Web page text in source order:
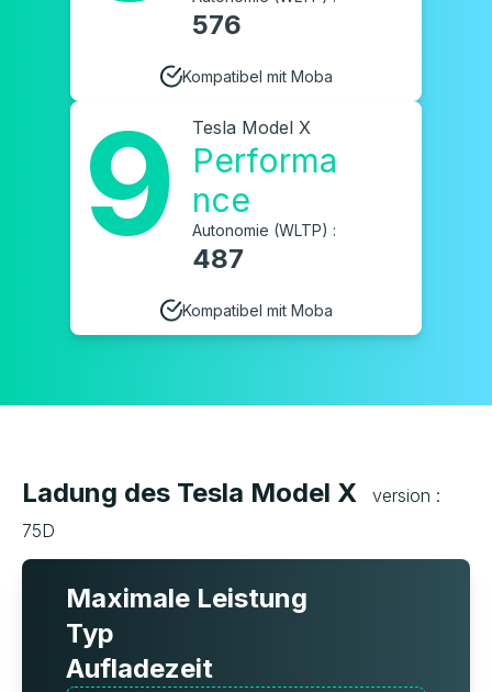
576
Kompatibel mit Moba
9 Tesla Model X
Performa
nce
Autonomie (WLTP) :
487
Kompatibel mit Moba
Ladung des Tesla Model X
version :
75D
Maximale Leistung
Typ
Aufladezeit